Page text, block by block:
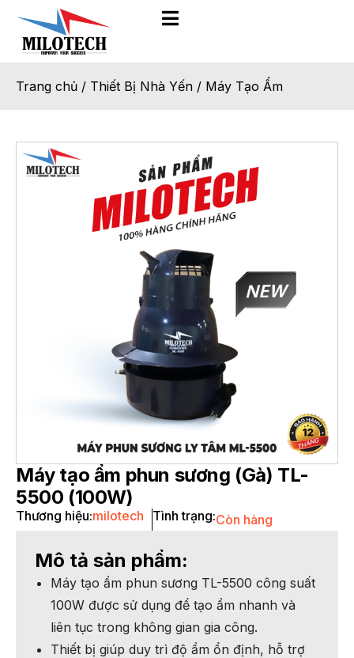
Trang chủ / Thiết Bị Nhà Yến / Máy Tạo Ẩm
Máy tạo ẩm phun sương (Gà) TL-
5500 (100W)
Thương hiệu:milotech Tình trạng:Còn hàng
Mô tả sản phẩm:
Máy tạo ẩm phun sương TL-5500 công suất
100W được sử dụng để tạo ẩm nhanh và
liên tục trong không gian gia công.
Thiết bị giúp duy trì độ ẩm ổn định, hỗ trợ